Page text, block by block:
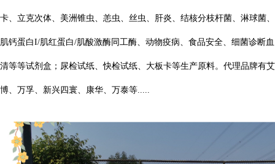
卡、立克次体、美洲锥虫、恙虫、丝虫、肝炎、结核分枝杆菌、淋球菌、
肌钙蛋白I/肌红蛋白/肌酸激酶同工酶、动物疫病、食品安全、细菌诊断血
清等等试剂盒；尿检试纸、快检试纸、大板卡等生产原料。代理品牌有艾
博、万孚、新兴四寰、康华、万泰等.....